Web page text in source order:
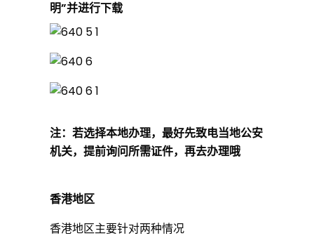
明”并进行下载
注：若选择本地办理，最好先致电当地公安
机关，提前询问所需证件，再去办理哦
香港地区
香港地区主要针对两种情况